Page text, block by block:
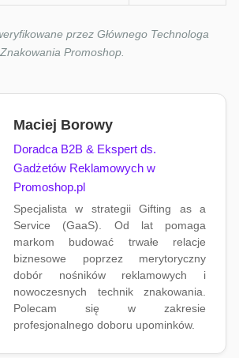
przez Głównego Technologa
Znakowania Promoshop.
Maciej Borowy
Doradca B2B & Ekspert ds.
Gadżetów Reklamowych w
Promoshop.pl
Specjalista w strategii Gifting as a
Service (GaaS). Od lat pomaga
markom budować trwałe relacje
biznesowe poprzez merytoryczny
dobór nośników reklamowych i
nowoczesnych technik znakowania.
Polecam się w zakresie
profesjonalnego doboru upominków.